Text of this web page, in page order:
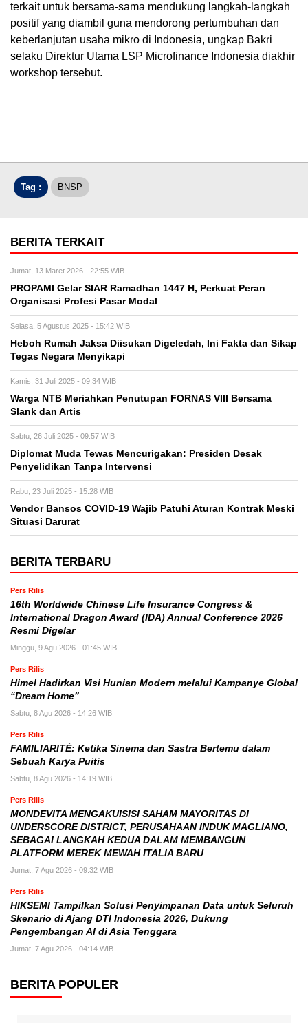
terkait untuk bersama-sama mendukung langkah-langkah
positif yang diambil guna mendorong pertumbuhan dan
keberlanjutan usaha mikro di Indonesia, ungkap Bakri
selaku Direktur Utama LSP Microfinance Indonesia diakhir
workshop tersebut.
Tag : BNSP
BERITA TERKAIT
Jumat, 13 Maret 2026 - 22:55 WIB
PROPAMI Gelar SIAR Ramadhan 1447 H, Perkuat Peran
Organisasi Profesi Pasar Modal
Selasa, 5 Agustus 2025 - 15:42 WIB
Heboh Rumah Jaksa Diisukan Digeledah, Ini Fakta dan Sikap
Tegas Negara Menyikapi
Kamis, 31 Juli 2025 - 09:34 WIB
Warga NTB Meriahkan Penutupan FORNAS VIII Bersama
Slank dan Artis
Sabtu, 26 Juli 2025 - 09:57 WIB
Diplomat Muda Tewas Mencurigakan: Presiden Desak
Penyelidikan Tanpa Intervensi
Rabu, 23 Juli 2025 - 15:28 WIB
Vendor Bansos COVID-19 Wajib Patuhi Aturan Kontrak Meski
Situasi Darurat
BERITA TERBARU
Pers Rilis
16th Worldwide Chinese Life Insurance Congress &
International Dragon Award (IDA) Annual Conference 2026
Resmi Digelar
Minggu, 9 Agu 2026 - 01:45 WIB
Pers Rilis
Himel Hadirkan Visi Hunian Modern melalui Kampanye Global
“Dream Home”
Sabtu, 8 Agu 2026 - 14:26 WIB
Pers Rilis
FAMILIARITÉ: Ketika Sinema dan Sastra Bertemu dalam
Sebuah Karya Puitis
Sabtu, 8 Agu 2026 - 14:19 WIB
Pers Rilis
MONDEVITA MENGAKUISISI SAHAM MAYORITAS DI
UNDERSCORE DISTRICT, PERUSAHAAN INDUK MAGLIANO,
SEBAGAI LANGKAH KEDUA DALAM MEMBANGUN
PLATFORM MEREK MEWAH ITALIA BARU
Jumat, 7 Agu 2026 - 09:32 WIB
Pers Rilis
HIKSEMI Tampilkan Solusi Penyimpanan Data untuk Seluruh
Skenario di Ajang DTI Indonesia 2026, Dukung
Pengembangan AI di Asia Tenggara
Jumat, 7 Agu 2026 - 04:14 WIB
BERITA POPULER